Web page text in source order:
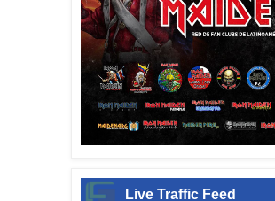
Live Traffic Feed